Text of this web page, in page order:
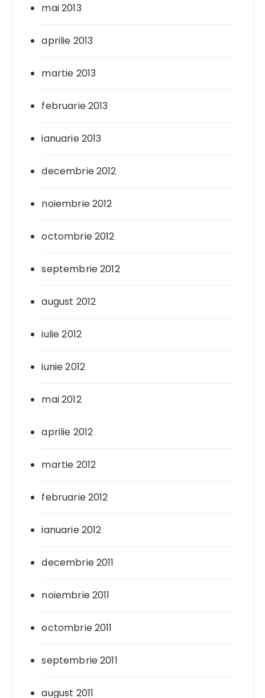
mai 2013
aprilie 2013
martie 2013
februarie 2013
ianuarie 2013
decembrie 2012
noiembrie 2012
octombrie 2012
septembrie 2012
august 2012
iulie 2012
iunie 2012
mai 2012
aprilie 2012
martie 2012
februarie 2012
ianuarie 2012
decembrie 2011
noiembrie 2011
octombrie 2011
septembrie 2011
august 2011